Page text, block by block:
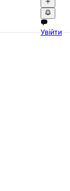
та продавайте
Увійти